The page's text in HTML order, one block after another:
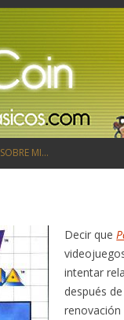
SOBRE MI…
Decir que
intentar
después